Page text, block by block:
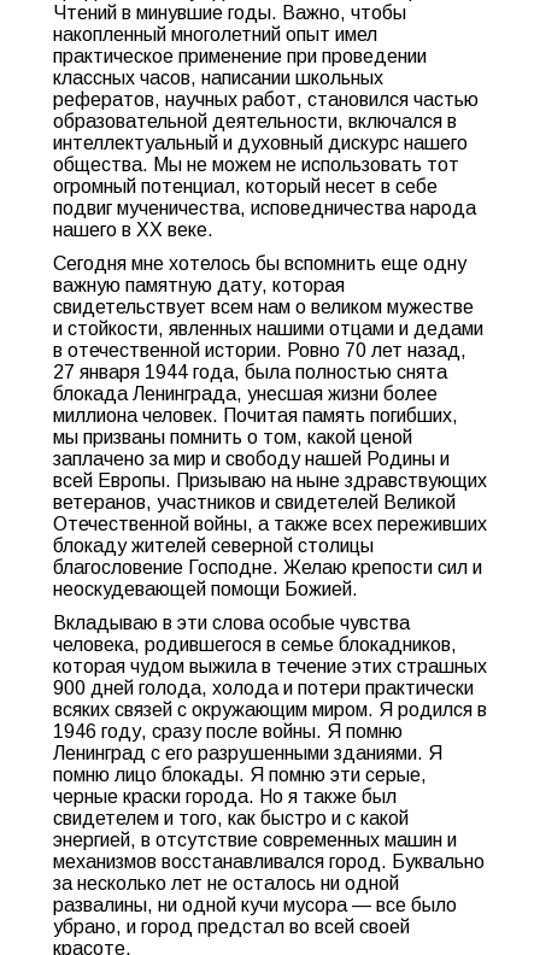
Чтений в минувшие годы. Важно, чтобы
накопленный многолетний опыт имел
практическое применение при проведении
классных часов, написании школьных
рефератов, научных работ, становился частью
образовательной деятельности, включался в
интеллектуальный и духовный дискурс нашего
общества. Мы не можем не использовать тот
огромный потенциал, который несет в себе
подвиг мученичества, исповедничества народа
нашего в XX веке.
Сегодня мне хотелось бы вспомнить еще одну
важную памятную дату, которая
свидетельствует всем нам о великом мужестве
и стойкости, явленных нашими отцами и дедами
в отечественной истории. Ровно 70 лет назад,
27 января 1944 года, была полностью снята
блокада Ленинграда, унесшая жизни более
миллиона человек. Почитая память погибших,
мы призваны помнить о том, какой ценой
заплачено за мир и свободу нашей Родины и
всей Европы. Призываю на ныне здравствующих
ветеранов, участников и свидетелей Великой
Отечественной войны, а также всех переживших
блокаду жителей северной столицы
благословение Господне. Желаю крепости сил и
неоскудевающей помощи Божией.
Вкладываю в эти слова особые чувства
человека, родившегося в семье блокадников,
которая чудом выжила в течение этих страшных
900 дней голода, холода и потери практически
всяких связей с окружающим миром. Я родился в
1946 году, сразу после войны. Я помню
Ленинград с его разрушенными зданиями. Я
помню лицо блокады. Я помню эти серые,
черные краски города. Но я также был
свидетелем и того, как быстро и с какой
энергией, в отсутствие современных машин и
механизмов восстанавливался город. Буквально
за несколько лет не осталось ни одной
развалины, ни одной кучи мусора — все было
убрано, и город предстал во всей своей
красоте.